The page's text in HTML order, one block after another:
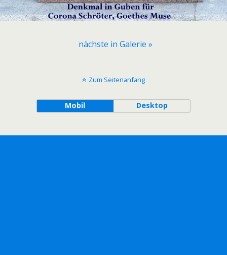
nächste in Galerie »
Zum Seitenanfang
Mobil Desktop